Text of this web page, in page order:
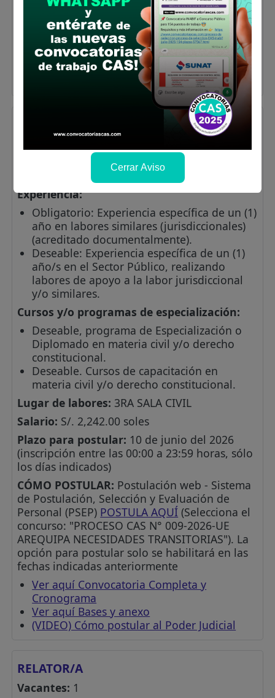
habilitará en las fechas indicadas
anteriormente
Ver aquí Convocatoria Completa y
Cronograma
Ver aquí Bases y anexo
(VIDEO) Cómo postular al Poder Judicial
Profesiones/Oficios:Obligatorio: Estudios
universitarios en Derecho (3er ciclo).
Experiencia:
Obligatorio: Experiencia específica de un (1)
año en labores similares (jurisdiccionales)
(acreditado documentalmente).
Deseable: Experiencia específica de un (1)
año/s en el Sector Público, realizando
labores de apoyo a la labor jurisdiccional
y/o similares.
Cursos y/o programas de especialización:
Deseable, programa de Especialización o
Diplomado en materia civil y/o derecho
constitucional.
Deseable. Cursos de capacitación en
materia civil y/o derecho constitucional.
Lugar de labores: 3RA SALA CIVIL
Salario: S/. 2,242.00 soles
Plazo para postular: 10 de junio del 2026
(inscripción entre las 00:00 a 23:59 horas, sólo
los días indicados)
CÓMO POSTULAR: Postulación web - Sistema
de Postulación, Selección y Evaluación de
Personal (PSEP) POSTULA AQUÍ (Selecciona el
concurso: "PROCESO CAS N° 009-2026-UE
AREQUIPA NECESIDADES TRANSITORIAS"). La
opción para postular solo se habilitará en las
fechas indicadas anteriormente
Ver aquí Convocatoria Completa y
Cronograma
Ver aquí Bases y anexo
(VIDEO) Cómo postular al Poder Judicial
RELATOR/A
Vacantes: 1
Cerrar Aviso